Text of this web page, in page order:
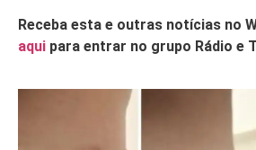
Receba esta e outras notícias no
aqui para entrar no grupo Rádio e